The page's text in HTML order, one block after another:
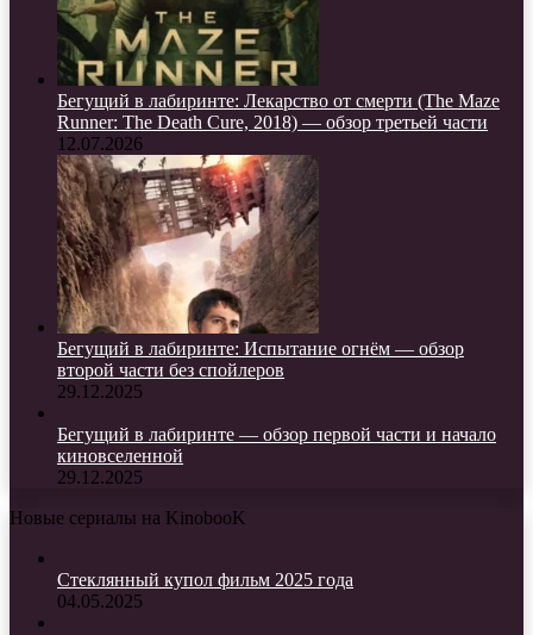
Бегущий в лабиринте: Лекарство от смерти (The Maze
Runner: The Death Cure, 2018) — обзор третьей части
12.07.2026
Бегущий в лабиринте: Испытание огнём — обзор
второй части без спойлеров
29.12.2025
Бегущий в лабиринте — обзор первой части и начало
киновселенной
29.12.2025
Новые сериалы на KinobooK
Стеклянный купол фильм 2025 года
04.05.2025